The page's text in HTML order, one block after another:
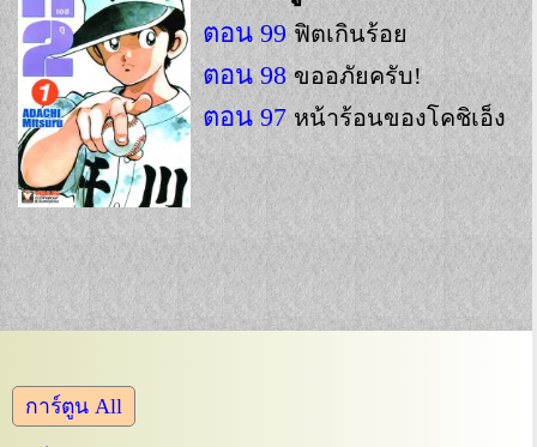
ตอน 99 ฟิตเกินร้อย
ตอน 98 ขออภัยครับ!
ตอน 97 หน้าร้อนของโคชิเอ็ง
การ์ตูน All